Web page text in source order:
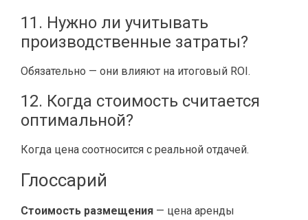
11. Нужно ли учитывать
производственные затраты?
Обязательно — они влияют на итоговый ROI.
12. Когда стоимость считается
оптимальной?
Когда цена соотносится с реальной отдачей.
Глоссарий
Стоимость размещения — цена аренды